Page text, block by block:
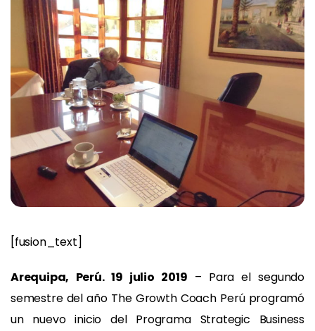
[fusion_text]
Arequipa, Perú. 19 julio 2019 – Para el segundo
semestre del año The Growth Coach Perú programó
un nuevo inicio del Programa Strategic Business